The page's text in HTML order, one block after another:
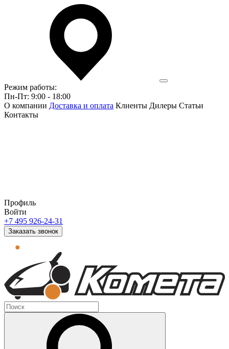
Режим работы:
Пн-Пт: 9:00 - 18:00
О компании Доставка и оплата Клиенты Дилеры Статьи
Контакты
Профиль
Войти
+7 495 926-24-31
Заказать звонок